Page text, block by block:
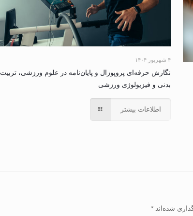
۴ شهریور ۱۴۰۴
نگارش حرفه‌ای پروپوزال و پایان‌نامه در علوم ورزشی، تربیت
بدنی و فیزیولوژی ورزشی
اطلاعات بیشتر
شده‌اند*